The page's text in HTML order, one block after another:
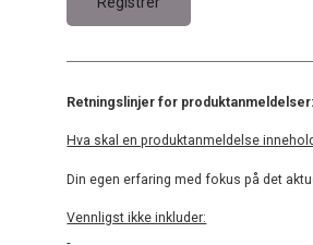
Retningslinjer for produktanmeldelser:
Hva skal en produktanmeldelse
Din egen erfaring med fokus på det
Vennligst ikke inkluder: